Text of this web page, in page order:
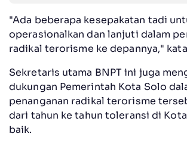
"Ada beberapa kesepakatan tadi
operasionalkan dan lanjuti dalam
radikal terorisme ke depannya,"
Sekretaris utama BNPT ini juga
dukungan Pemerintah Kota Solo
penanganan radikal terorisme
dari tahun ke tahun toleransi di
baik.